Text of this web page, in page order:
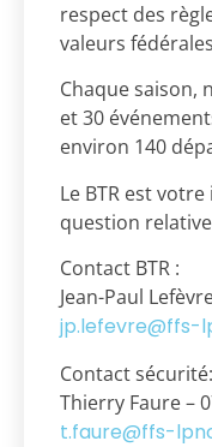
respect des
valeurs
Chaque saison,
et 30
environ 140
Le BTR est
question
Contact BTR :
Jean-Paul
jp.lefevre@ffs-
Contact sécurité:
Thierry Faure –
t.faure@ffs-